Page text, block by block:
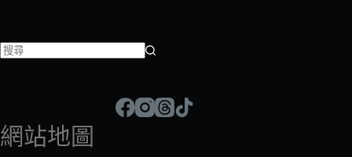
符
合
網站地圖